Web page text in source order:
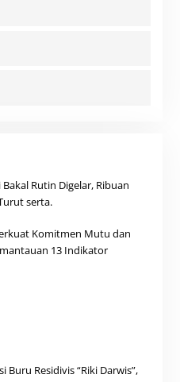
Rutin Digelar, Ribuan
serta.
Komitmen Mutu dan
13 Indikator
Buru Residivis “Riki Darwis”,